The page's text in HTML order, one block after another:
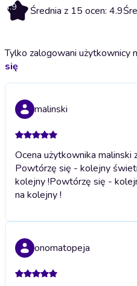
4.9 Średnia z 15 ocen: 4.9
Tylko zalogowani użytkownicy
się
malinski
Ocena użytkownika malinski
Powtórzę się - kolejny
kolejny !Powtórzę się -
na kolejny !
onomatopeja